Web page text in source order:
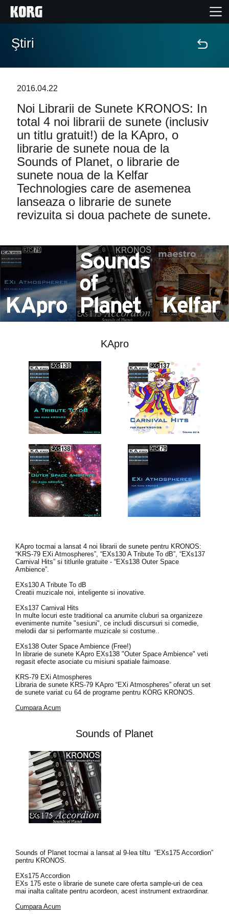
În Prim Plan
Eveniment
Asistență
Găsește un Magazin
Locaţie
Social Media
Despre Korg
Ştiri
2016.04.22
Noi Librarii de Sunete KRONOS: In
total 4 noi librarii de sunete (inclusiv
un titlu gratuit!) de la KApro, o
librarie de sunete noua de la
Sounds of Planet, o librarie de
sunete noua de la Kelfar
Technologies care de asemenea
lanseaza o librarie de sunete
revizuita si doua pachete de sunete.
KApro
KApro tocmai a lansat 4 noi librarii de sunete pentru KRONOS:
“KRS-79 EXi Atmospheres”, “EXs130 A Tribute To dB”, “EXs137
Carnival Hits” si titlurile gratuite - “EXs138 Outer Space
Ambience”.
EXs130 A Tribute To dB
Creatii muzicale noi, inteligente si inovative.
EXs137 Carnival Hits
In multe locuri este traditional ca anumite cluburi sa organizeze
evenimente numite "sesiuni", ce includi discursuri si comedie,
melodii dar si performante muzicale si costume..
EXs138 Outer Space Ambience (Free!)
In librarie de sunete KApro EXs138 "Outer Space Ambience" veti
regasit efecte asociate cu misiuni spatiale faimoase.
KRS-79 EXi Atmospheres
Libraria de sunete KRS-79 KApro “EXi Atmospheres” oferat un set
de sunete variat cu 64 de programe pentru KORG KRONOS.
Cumpara Acum
Sounds of Planet
Sounds of Planet tocmai a lansat al 9-lea tiltu “EXs175 Accordion”
pentru KRONOS.
EXs175 Accordion
EXs 175 este o librarie de sunete care oferta sample-uri de cea
mai inalta calitate pentru acordeon, acest instrument extraordinar.
Cumpara Acum